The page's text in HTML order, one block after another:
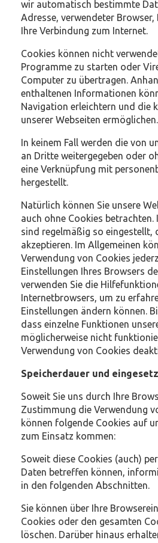
wir automatisch bestimmte
Adresse, verwendeter Browser,
Ihre Verbindung zum Internet.
Cookies können nicht
Programme zu starten oder
Computer zu übertragen.
enthaltenen Informationen
Navigation erleichtern und die
unserer Webseiten ermöglichen.
In keinem Fall werden die von
an Dritte weitergegeben oder
eine Verknüpfung mit
hergestellt.
Natürlich können Sie unsere
auch ohne Cookies
sind regelmäßig so eingestellt,
akzeptieren. Im Allgemeinen
Verwendung von Cookies
Einstellungen Ihres Browsers
verwenden Sie die
Internetbrowsers, um zu
Einstellungen ändern können.
dass einzelne Funktionen
möglicherweise nicht
Verwendung von Cookies
Speicherdauer und
Soweit Sie uns durch Ihre
Zustimmung die Verwendung
können folgende Cookies auf
zum Einsatz kommen:
Soweit diese Cookies (auch)
Daten betreffen können,
in den folgenden Abschnitten.
Sie können über Ihre
Cookies oder den gesamten
löschen. Darüber hinaus